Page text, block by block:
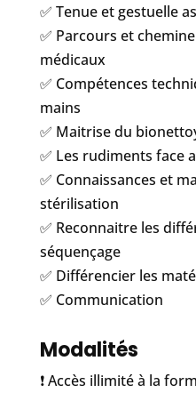
✅ Tenue et gestuelle
✅ Parcours et
médicaux
✅ Compétences
mains
✅ Maitrise du
✅ Les rudiments face
✅ Connaissances et
stérilisation
✅ Reconnaitre les
séquençage
✅ Différencier les
✅ Communication
Modalités
❗️ Accès illimité à la